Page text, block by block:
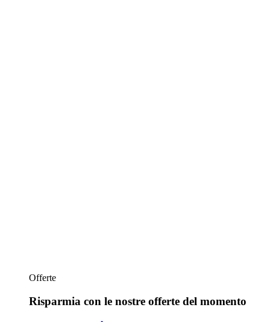
Offerte
Risparmia con le nostre offerte del momento